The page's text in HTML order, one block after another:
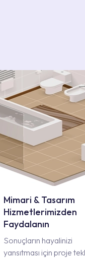
Mimari & Tasarım
Hizmetlerimizden
Faydalanın
Sonuçların hayalinizi
yansıtması için proje